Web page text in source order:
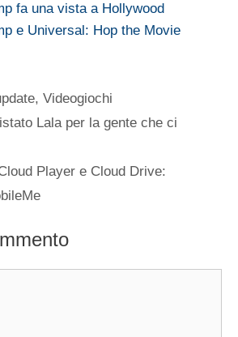
fa una vista a Hollywood
e Universal: Hop the Movie
,Videogiochi
Lala per la gente che ci
Player e Cloud Drive: